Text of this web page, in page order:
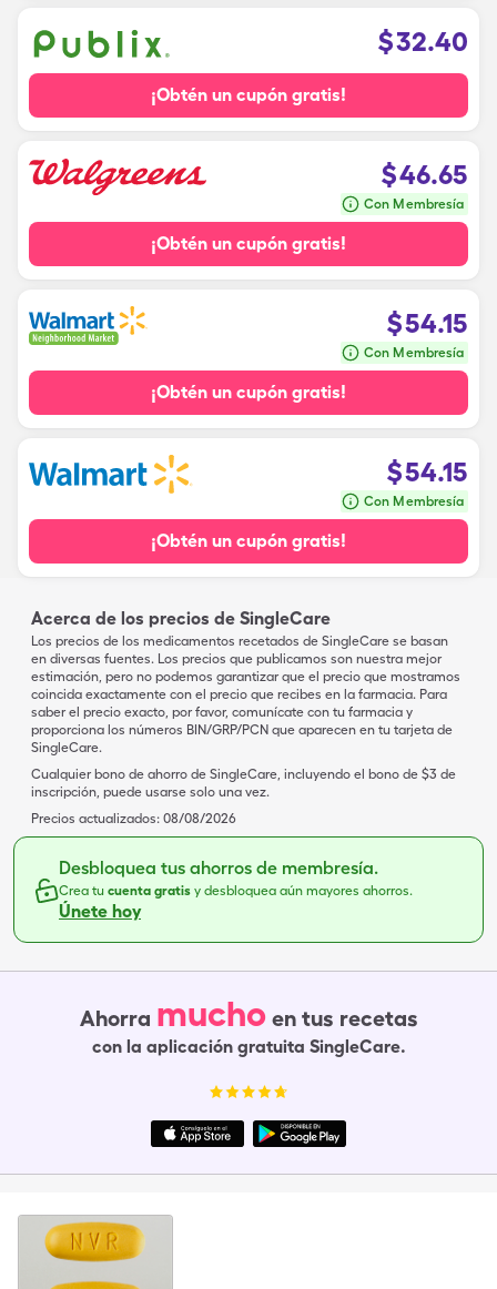
$32.40
¡Obtén un cupón gratis!
$46.65
Con Membresía
¡Obtén un cupón gratis!
$54.15
Con Membresía
¡Obtén un cupón gratis!
$54.15
Con Membresía
¡Obtén un cupón gratis!
Acerca de los precios de SingleCare
Los precios de los medicamentos recetados de SingleCare se basan
en diversas fuentes. Los precios que publicamos son nuestra mejor
estimación, pero no podemos garantizar que el precio que mostramos
coincida exactamente con el precio que recibes en la farmacia. Para
saber el precio exacto, por favor, comunícate con tu farmacia y
proporciona los números BIN/GRP/PCN que aparecen en tu tarjeta de
SingleCare.
Cualquier bono de ahorro de SingleCare, incluyendo el bono de $3 de
inscripción, puede usarse solo una vez.
Precios actualizados: 08/08/2026
Desbloquea tus ahorros de membresía.
Crea tu cuenta gratis y desbloquea aún mayores ahorros.
Únete hoy
Ahorra mucho en tus recetas
con la aplicación gratuita SingleCare.